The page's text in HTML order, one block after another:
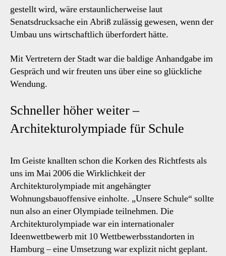
gestellt wird, wäre erstaunlicherweise laut
Senatsdrucksache ein Abriß zulässig gewesen, wenn der
Umbau uns wirtschaftlich überfordert hätte.
Mit Vertretern der Stadt war die baldige Anhandgabe im
Gespräch und wir freuten uns über eine so glückliche
Wendung.
Schneller höher weiter –
Architekturolympiade für Schule
Im Geiste knallten schon die Korken des Richtfests als
uns im Mai 2006 die Wirklichkeit der
Architekturolympiade mit angehängter
Wohnungsbauoffensive einholte. „Unsere Schule“ sollte
nun also an einer Olympiade teilnehmen. Die
Architekturolympiade war ein internationaler
Ideenwettbewerb mit 10 Wettbewerbsstandorten in
Hamburg – eine Umsetzung war explizit nicht geplant.